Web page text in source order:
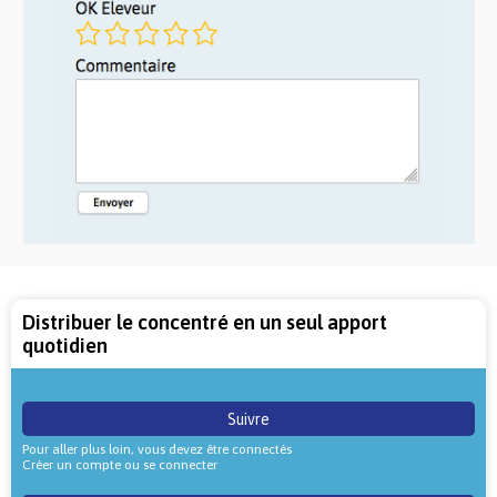
Distribuer le concentré en un seul apport
quotidien
Suivre
Pour aller plus loin, vous devez être connectés
Créer un compte ou se connecter